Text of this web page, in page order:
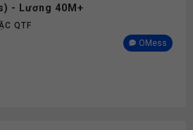
- Lương 40M+
QTF
OMess